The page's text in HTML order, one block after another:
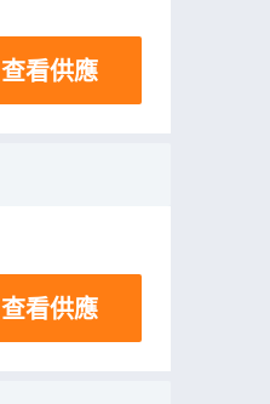
查看供應
查看供應